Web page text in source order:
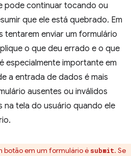
pode continuar tocando ou
que ele está quebrado. Em
tentarem enviar um formulário
o que deu errado e o que
especialmente importante em
a entrada de dados é mais
ausentes ou inválidos
na tela do usuário quando ele
botão em um formulário é submit. Se